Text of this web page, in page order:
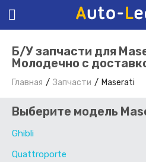
Б/У запчасти для
Молодечно с
Главная Запчасти Maserati
Выберите модель
Ghibli
Quattroporte